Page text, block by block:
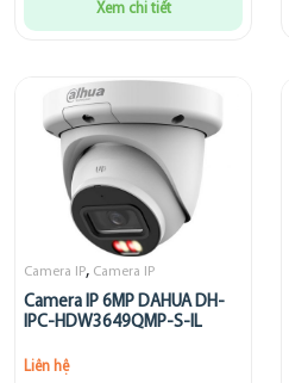
Xem chi tiết
Camera IP, Camera IP
Camera IP 6MP DAHUA DH-
IPC-HDW3649QMP-S-IL
Liên hệ